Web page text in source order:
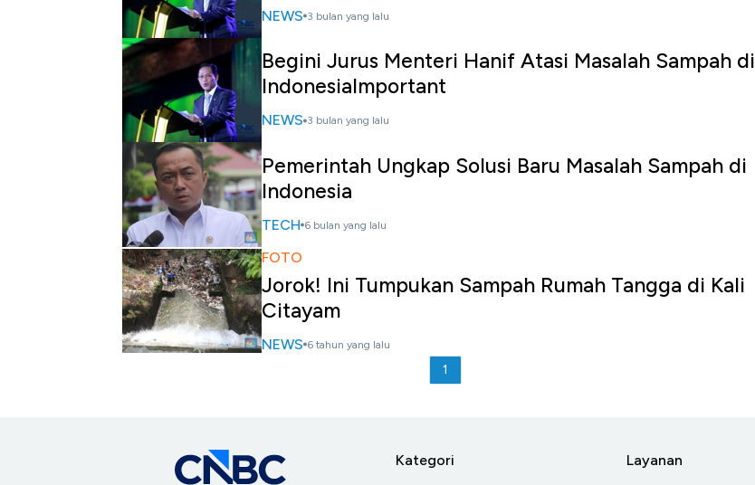
NEWS 3 bulan yang lalu
Begini Jurus Menteri Hanif Atasi Masalah Sampah di
IndonesiaImportant
NEWS 3 bulan yang lalu
Pemerintah Ungkap Solusi Baru Masalah Sampah di
Indonesia
TECH 6 bulan yang lalu
FOTO
Jorok! Ini Tumpukan Sampah Rumah Tangga di Kali
Citayam
NEWS 6 tahun yang lalu
1
Kategori Layanan